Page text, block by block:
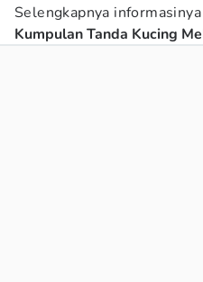
Selengkapnya
Kumpulan Tanda Kucing